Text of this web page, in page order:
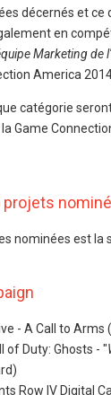
décernés et ce
en
Marketing de
America
catégorie
Game
nominées est la
- A Call to Arms
of Duty: Ghosts - "
Row IV Digital